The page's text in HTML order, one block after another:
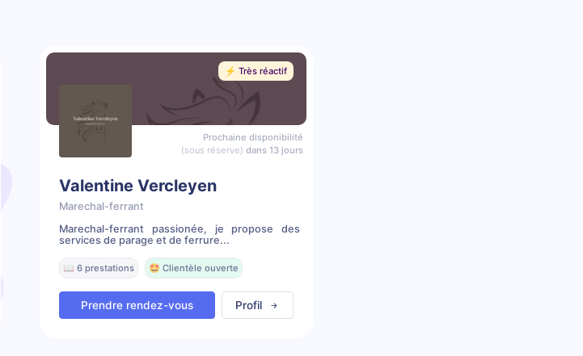
⚡️ Très réactif
Prochaine disponibilité
(sous réserve) dans 13 jours
Valentine Vercleyen
Marechal-ferrant
Marechal-ferrant passionée, je propose des
services de parage et de ferrure...
📖 6 prestations 🤩 Clientèle ouverte
Prendre rendez-vous Profil